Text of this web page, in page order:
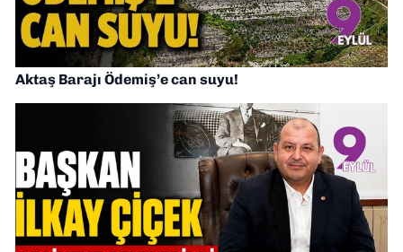
Aktaş Barajı Ödemiş’e can suyu!